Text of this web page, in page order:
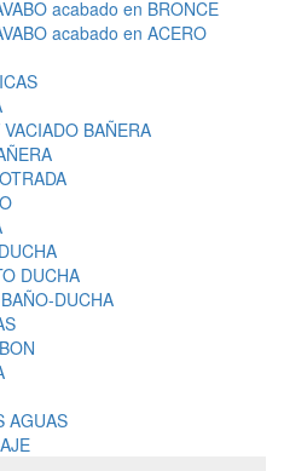
acabado en BRONCE
acabado en ACERO
BAÑERA
DUCHA
DUCHA
AGUAS